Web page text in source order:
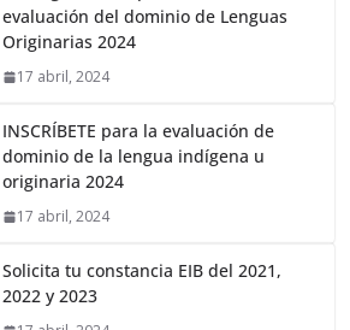
evaluación del dominio de Lenguas
Originarias 2024
17 abril, 2024
INSCRÍBETE para la evaluación de
dominio de la lengua indígena u
originaria 2024
17 abril, 2024
Solicita tu constancia EIB del 2021,
2022 y 2023